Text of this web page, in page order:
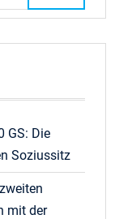
GS: Die
Soziussitz
mit der